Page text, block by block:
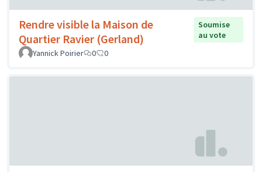
Rendre visible la Maison de
Quartier Ravier (Gerland)
Soumise
au vote
Yannick Poirier
0 0